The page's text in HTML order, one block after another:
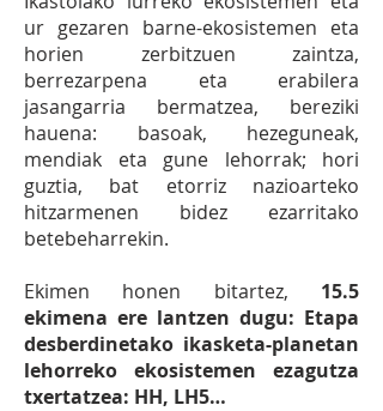
ur gezaren barne-ekosistemen eta
horien zerbitzuen zaintza,
berrezarpena eta erabilera
jasangarria bermatzea, bereziki
hauena: basoak, hezeguneak,
mendiak eta gune lehorrak; hori
guztia, bat etorriz nazioarteko
hitzarmenen bidez ezarritako
betebeharrekin.
Ekimen honen bitartez, 15.5
ekimena ere lantzen dugu: Etapa
desberdinetako ikasketa-planetan
lehorreko ekosistemen ezagutza
txertatzea: HH, LH5…